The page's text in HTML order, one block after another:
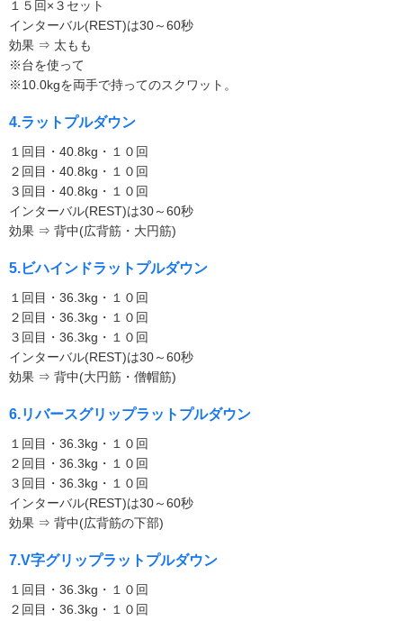
１５回×３セット
インターバル(REST)は30～60秒
効果 ⇒ 太もも
※台を使って
※10.0kgを両手で持ってのスクワット。
4.ラットプルダウン
１回目・40.8kg・１０回
２回目・40.8kg・１０回
３回目・40.8kg・１０回
インターバル(REST)は30～60秒
効果 ⇒ 背中(広背筋・大円筋)
5.ビハインドラットプルダウン
１回目・36.3kg・１０回
２回目・36.3kg・１０回
３回目・36.3kg・１０回
インターバル(REST)は30～60秒
効果 ⇒ 背中(大円筋・僧帽筋)
6.リバースグリップラットプルダウン
１回目・36.3kg・１０回
２回目・36.3kg・１０回
３回目・36.3kg・１０回
インターバル(REST)は30～60秒
効果 ⇒ 背中(広背筋の下部)
7.V字グリップラットプルダウン
１回目・36.3kg・１０回
２回目・36.3kg・１０回